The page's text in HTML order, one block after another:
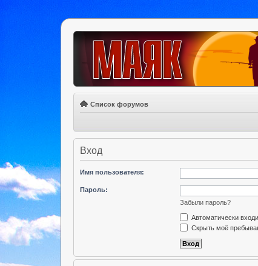
Список форумов
Вход
Имя пользователя:
Пароль:
Забыли пароль?
Автоматически
Скрыть моё